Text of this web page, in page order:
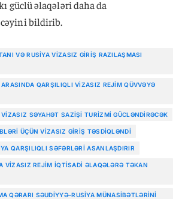
güclü əlaqələri daha da
bildirib.
VƏ RUSIYA VIZASIZ GIRIŞ RAZILAŞMASI
QARŞILIQLI VIZASIZ REJIM QÜVVƏYƏ
VIZASIZ SƏYAHƏT SAZIŞI TURIZMI GÜCLƏNDIRƏCƏK
ÜÇÜN VIZASIZ GIRIŞ TƏSDIQLƏNDI
QARŞILIQLI SƏFƏRLƏRI ASANLAŞDIRIR
VIZASIZ REJIM IQTISADI ƏLAQƏLƏRƏ TƏKAN
QƏRARI SƏUDIYYƏ–RUSIYA MÜNASIBƏTLƏRINI